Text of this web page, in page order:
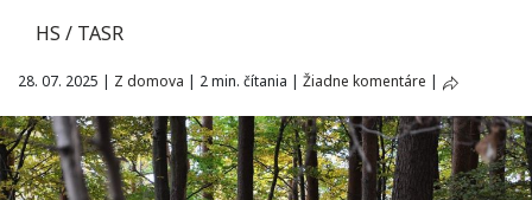
HS / TASR
28. 07. 2025 | Z domova | 2 min. čítania | Žiadne komentáre |